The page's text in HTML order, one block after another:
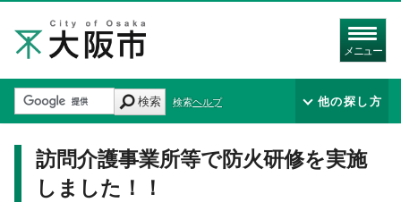
メニュー
検索 検索ヘルプ 他の探し方
訪問介護事業所等で防火研修を実施
しました！！